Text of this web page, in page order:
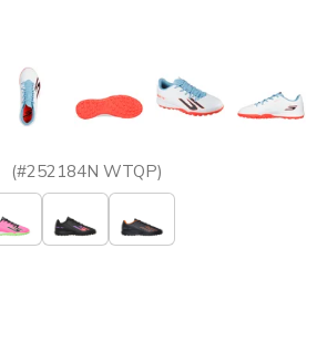
(#252184N WTQP)